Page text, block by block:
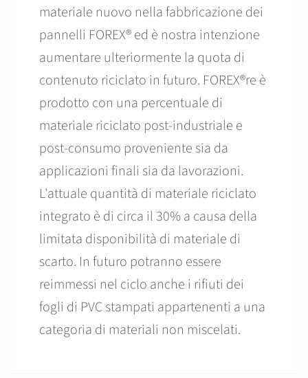
materiale nuovo nella fabbricazione dei
pannelli FOREX® ed è nostra intenzione
aumentare ulteriormente la quota di
contenuto riciclato in futuro. FOREX®re è
prodotto con una percentuale di
materiale riciclato post-industriale e
post-consumo proveniente sia da
applicazioni finali sia da lavorazioni.
L'attuale quantità di materiale riciclato
integrato è di circa il 30% a causa della
limitata disponibilità di materiale di
scarto. In futuro potranno essere
reimmessi nel ciclo anche i rifiuti dei
fogli di PVC stampati appartenenti a una
categoria di materiali non miscelati.